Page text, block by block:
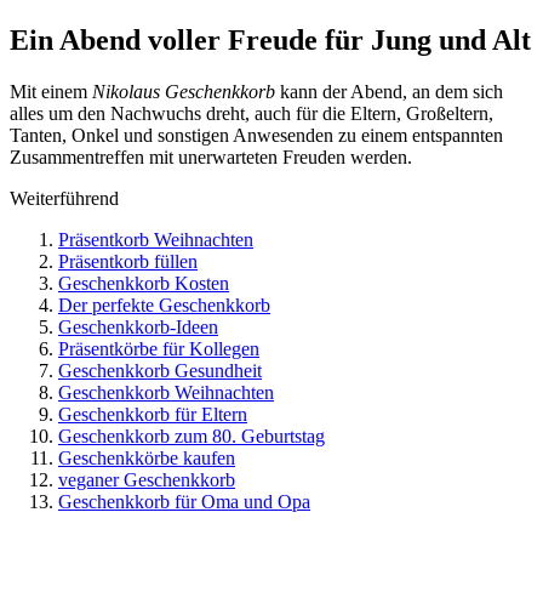
Ein Abend voller Freude für Jung und Alt
Mit einem Nikolaus Geschenkkorb kann der Abend, an dem sich
alles um den Nachwuchs dreht, auch für die Eltern, Großeltern,
Tanten, Onkel und sonstigen Anwesenden zu einem entspannten
Zusammentreffen mit unerwarteten Freuden werden.
Weiterführend
Präsentkorb Weihnachten
Präsentkorb füllen
Geschenkkorb Kosten
Der perfekte Geschenkkorb
Geschenkkorb-Ideen
Präsentkörbe für Kollegen
Geschenkkorb Gesundheit
Geschenkkorb Weihnachten
Geschenkkorb für Eltern
Geschenkkorb zum 80. Geburtstag
Geschenkkörbe kaufen
veganer Geschenkkorb
Geschenkkorb für Oma und Opa